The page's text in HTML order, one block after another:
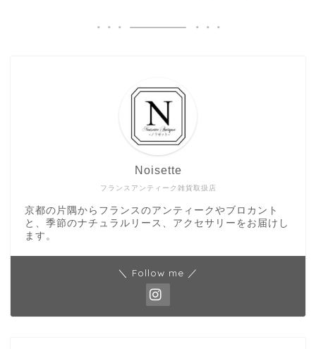
フランスアンティーク雑貨取扱店
Noisette
京都の片隅からフランスのアンティークやブロカント
と、季節のナチュラルリース、アクセサリーをお届けし
ます。
＼ Follow me ／